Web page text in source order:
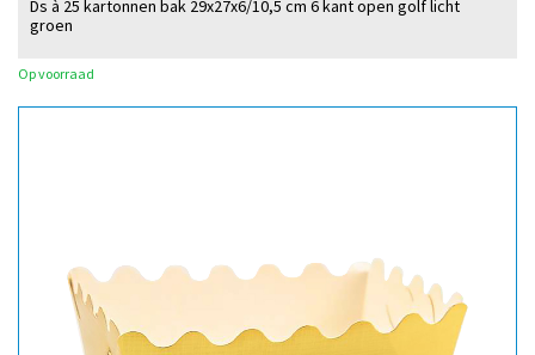
Ds à 25 kartonnen bak 29x27x6/10,5 cm 6 kant open golf licht
groen
Op voorraad